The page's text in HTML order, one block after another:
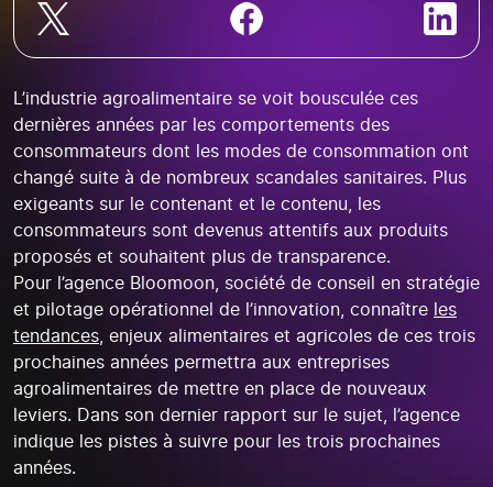
L’industrie agroalimentaire se voit bousculée ces
dernières années par les comportements des
consommateurs dont les modes de consommation ont
changé suite à de nombreux scandales sanitaires. Plus
exigeants sur le contenant et le contenu, les
consommateurs sont devenus attentifs aux produits
proposés et souhaitent plus de transparence.
Pour l’agence Bloomoon, société de conseil en stratégie
et pilotage opérationnel de l’innovation, connaître les
tendances, enjeux alimentaires et agricoles de ces trois
prochaines années permettra aux entreprises
agroalimentaires de mettre en place de nouveaux
leviers. Dans son dernier rapport sur le sujet, l’agence
indique les pistes à suivre pour les trois prochaines
années.